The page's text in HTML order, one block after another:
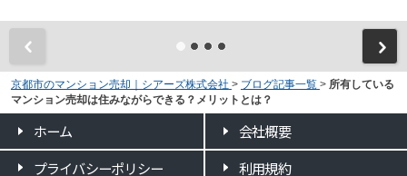
京都市のマンション売却｜シアーズ株式会社 > ブログ記事一覧 > 所有している
マンション売却は住みながらできる？メリットとは？
ホーム
会社概要
プライバシーポリシー
利用規約